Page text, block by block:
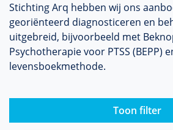
Stichting Arq hebben wij ons
georiënteerd diag­nos­ticeren en
uitgebreid, bij­voor­beeld met
Psychothera­pie voor PTSS (BEPP)
levensboekmethode.
Toon filter